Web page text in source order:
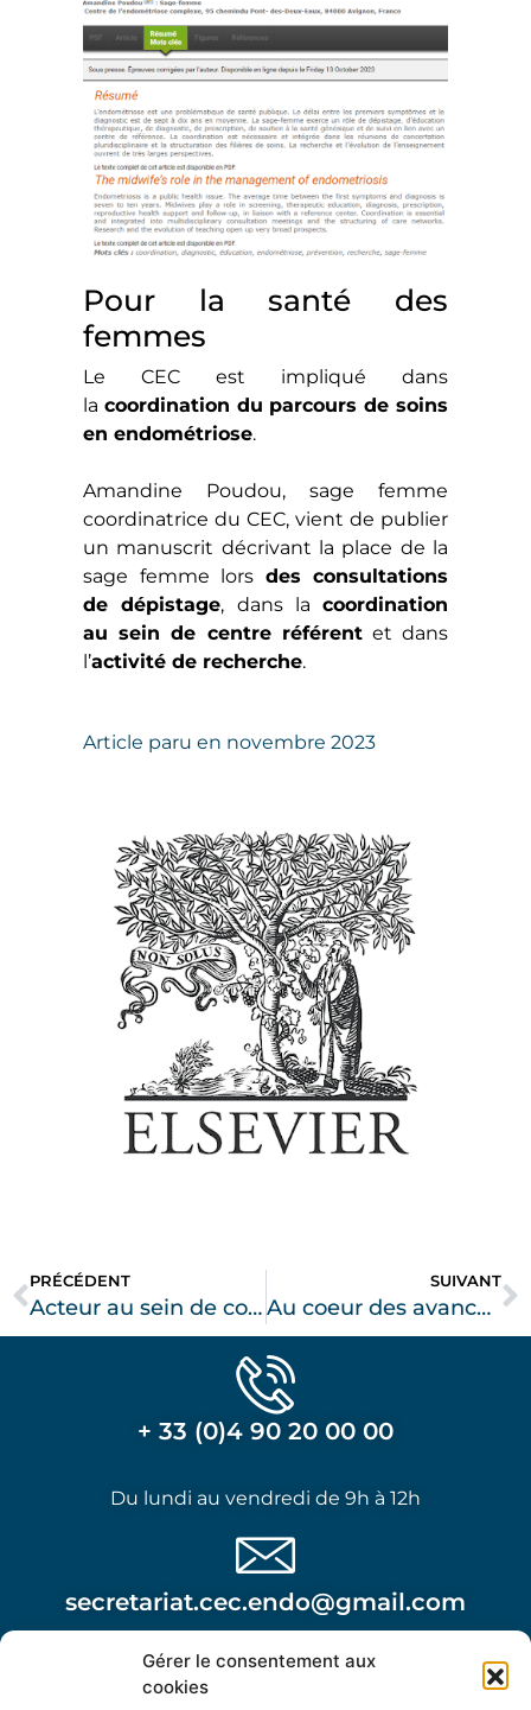
Gérer le consentement aux
cookies
Pour la santé des
femmes
Le CEC est impliqué dans
la coordination du parcours de soins
en endométriose.
Amandine Poudou, sage femme
coordinatrice du CEC, vient de publier
un manuscrit décrivant la place de la
sage femme lors des consultations
de dépistage, dans la coordination
au sein de centre référentet dans
l’activité de recherche.
Article paru en novembre 2023
PRÉCÉDENT
Acteur au sein de congrès scientifiques
SUIVANT
Au coeur des avancées scientifiques
+ 33 (0)4 90 20 00 00
Du lundi au vendredi de 9h à 12h
secretariat.cec.endo@gmail.com
Attention, cette adresse n’est pas à utiliser dans le
cadre d’une urgence post opératoire.